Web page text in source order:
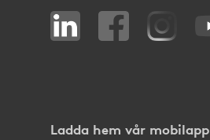
Ladda hem vår mobilapp